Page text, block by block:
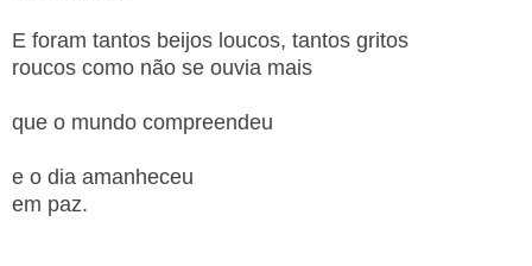
E foram tantos beijos loucos, tantos gritos
roucos como não se ouvia mais
que o mundo compreendeu
e o dia amanheceu
em paz.